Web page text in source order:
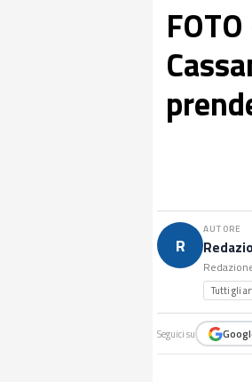
R
AUTORE
Tutti gli
Seguici su